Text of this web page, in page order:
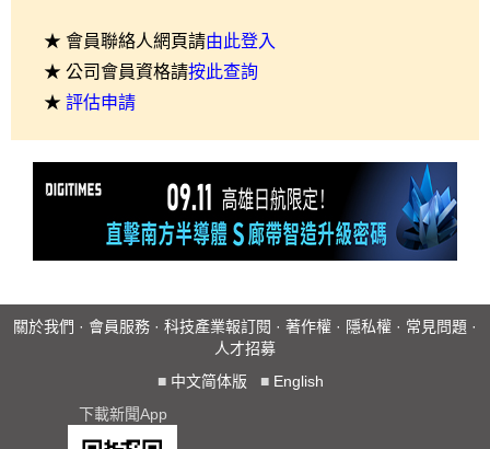
★ 會員聯絡人網頁請由此登入
★ 公司會員資格請按此查詢
★ 評估申請
關於我們 · 會員服務 · 科技產業報訂閱 · 著作權 · 隱私權 · 常見問題 ·
人才招募
■ 中文简体版 ■ English
下載新聞App